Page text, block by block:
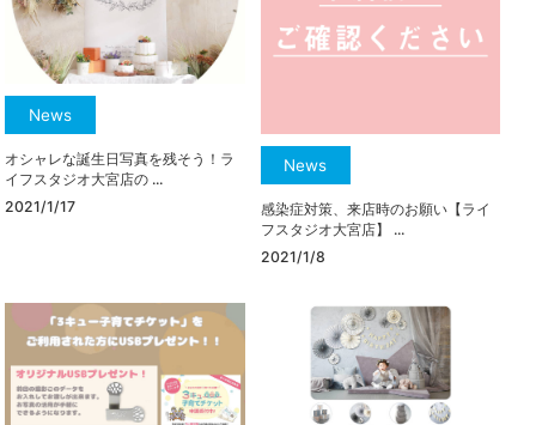
News
オシャレな誕生日写真を残そう！ラ
イフスタジオ大宮店の ...
2021/1/17
News
感染症対策、来店時のお願い【ライ
フスタジオ大宮店】 ...
2021/1/8